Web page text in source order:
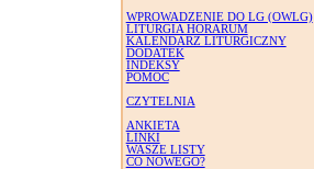
WPROWADZENIE DO LG (OWLG)
LITURGIA HORARUM
KALENDARZ LITURGICZNY
DODATEK
INDEKSY
POMOC
CZYTELNIA
ANKIETA
LINKI
WASZE LISTY
CO NOWEGO?